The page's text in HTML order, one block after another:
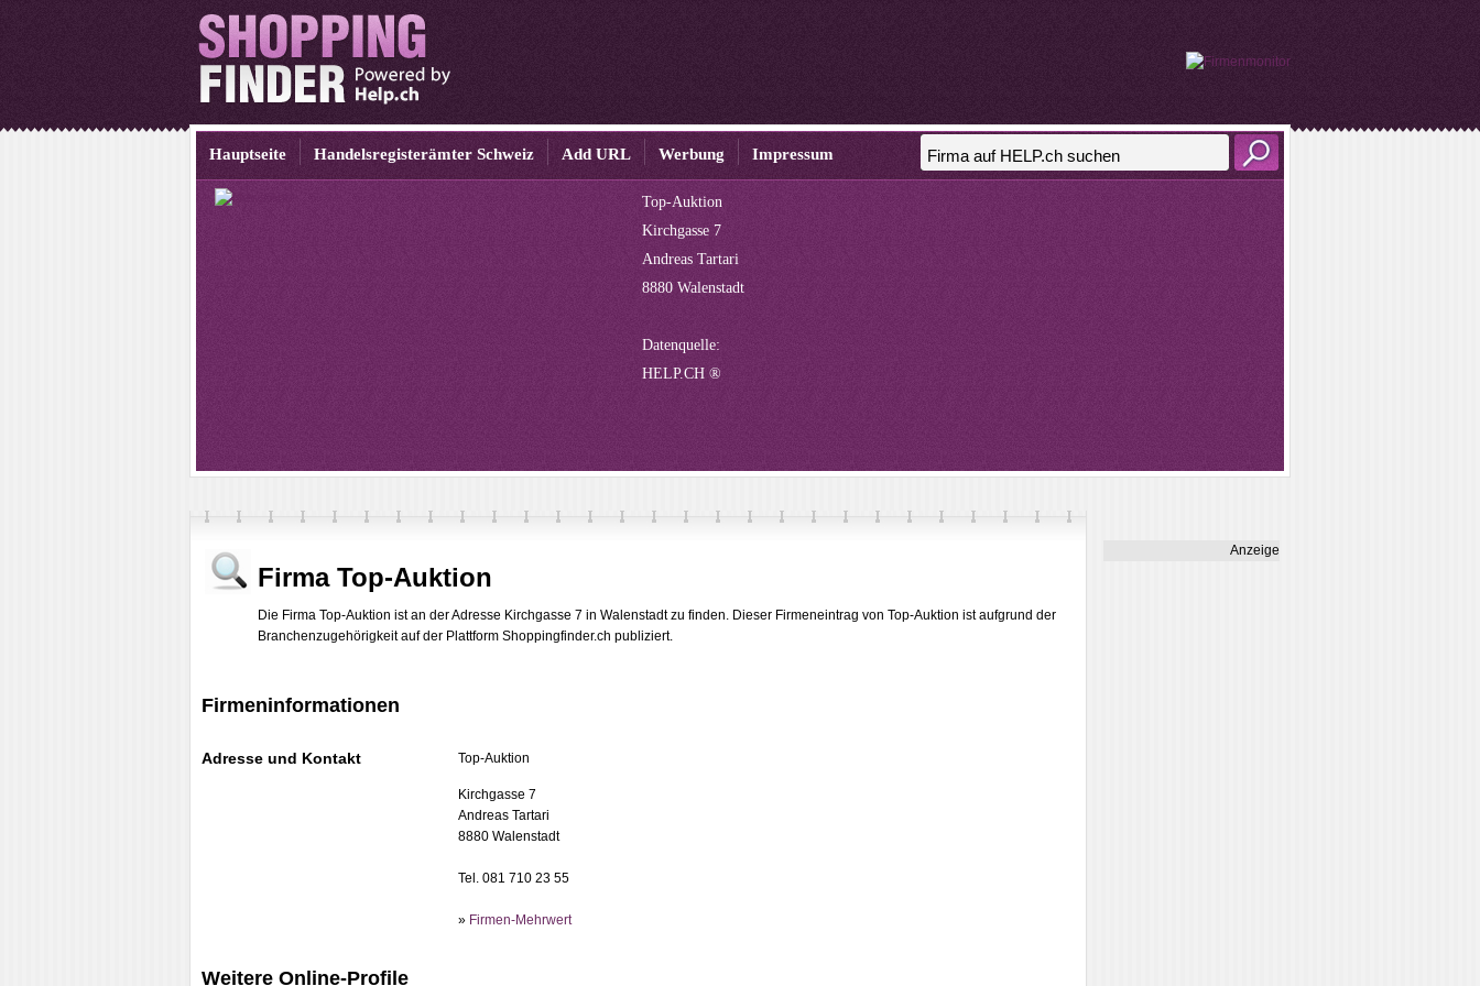
Hauptseite Handelsregisterämter Schweiz Add URL Werbung Impressum
Top-Auktion
Kirchgasse 7
Andreas Tartari
8880 Walenstadt
Datenquelle:
HELP.CH ®
Firma Top-Auktion
Die Firma Top-Auktion ist an der Adresse Kirchgasse 7 in Walenstadt zu finden. Dieser Firmeneintrag von Top-Auktion ist aufgrund der
Branchenzugehörigkeit auf der Plattform Shoppingfinder.ch publiziert.
Firmeninformationen
Adresse und Kontakt Top-Auktion
Kirchgasse 7
Andreas Tartari
8880 Walenstadt
Tel. 081 710 23 55
» Firmen-Mehrwert
Weitere Online-Profile
Anzeige